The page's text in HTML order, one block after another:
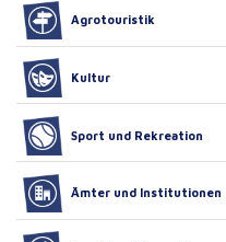
Agrotouristik
Kultur
Sport und Rekreation
Ämter und Institutionen